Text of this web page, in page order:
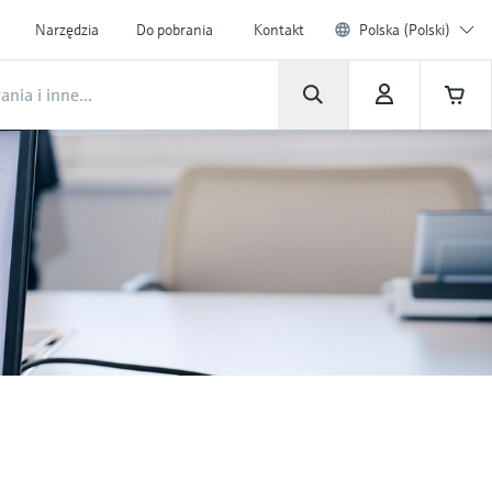
Narzędzia Do pobrania Kontakt Polska (Polski)